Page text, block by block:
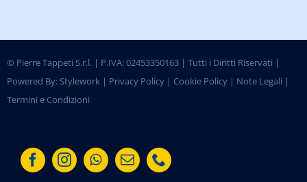
© Pierre Tappeti S.r.l. | P.IVA: 02453350163 | Tutti i Diritti Riservati |
Powered By:Stylework| Privacy Policy| Cookie Policy| Note Legali |
Termini e Condizioni